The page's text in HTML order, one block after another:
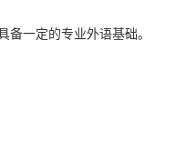
备一定的专业外语基础。